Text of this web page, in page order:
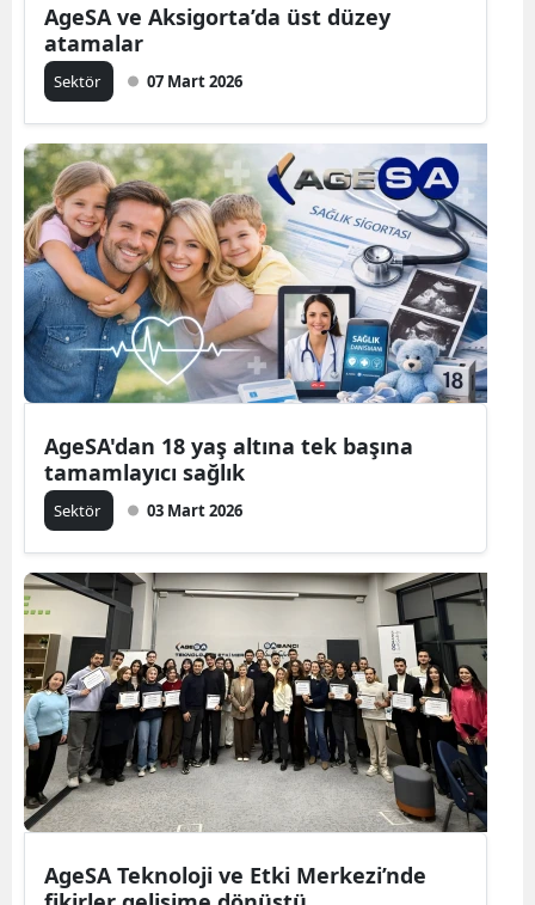
AgeSA ve Aksigorta’da üst düzey
atamalar
Sektör 07 Mart 2026
AgeSA'dan 18 yaş altına tek başına
tamamlayıcı sağlık
Sektör 03 Mart 2026
AgeSA Teknoloji ve Etki Merkezi’nde